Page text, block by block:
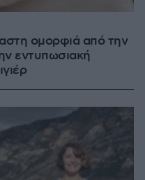
ομορφιά από την
εντυπωσιακή